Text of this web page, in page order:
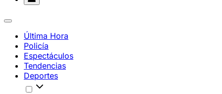
Última Hora
Policía
Espectáculos
Tendencias
Deportes